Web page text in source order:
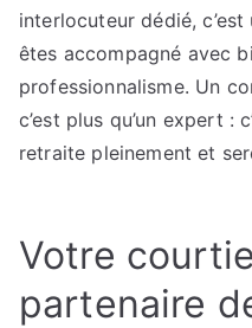
interlocuteur dédié,
êtes accompagné avec
professionnalisme. Un
c’est plus qu’un expert :
retraite pleinement et
Votre
partenaire